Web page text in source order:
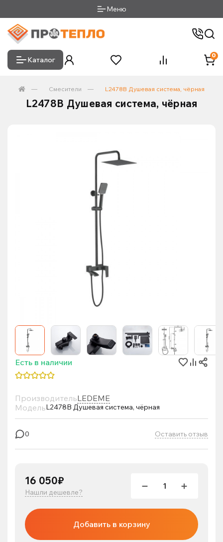
Меню
Каталог
0
Смесители L2478B Душевая система, чёрная
L2478B Душевая система, чёрная
Есть в наличии
ПроизводительLEDEME
МодельL2478B Душевая система, чёрная
0 Оставить отзыв
16 050₽
Нашли дешевле?
Добавить в корзину